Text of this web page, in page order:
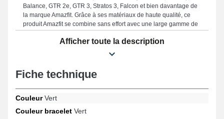
Balance, GTR 2e, GTR 3, Stratos 3, Falcon et bien davantage de
la marque Amazfit. Grâce à ses matériaux de haute qualité, ce
produit Amazfit se combine sans effort avec une large gamme de
dans toutes les situations.Afficher toute la description
Fiche technique
CouleurVert
Couleur bracelet Vert